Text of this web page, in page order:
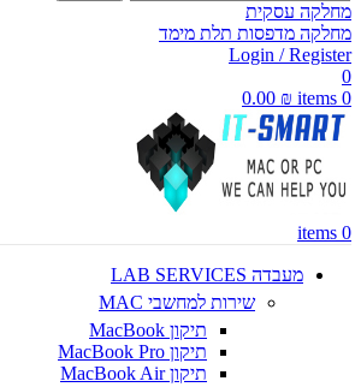
מחלקה עסקית
מחלקה מדפסות תלת מימד
Login / Register
0
0
items
0.00 ₪
0
items
מעבדה LAB SERVICES
שירות למחשבי MAC
תיקון MacBook
תיקון MacBook Pro
תיקון MacBook Air